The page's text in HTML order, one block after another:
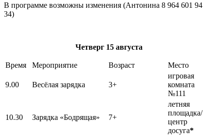
В программе возможны изменения (Антонина 8 964 601 94
34)
Четверг 15 августа
Время Мероприятие Возраст Место
9.00 Весёлая зарядка 3+
игровая
комната
№111
10.30 Зарядка «Бодрящая» 7+
летняя
площадка/
центр
досуга*